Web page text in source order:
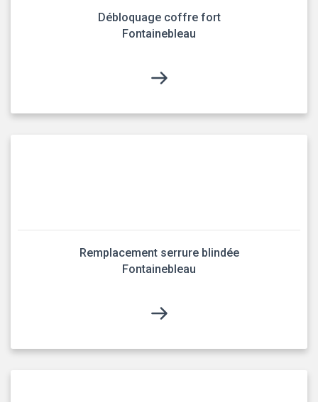
Débloquage coffre fort
Fontainebleau
Remplacement serrure blindée
Fontainebleau